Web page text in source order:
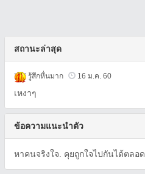
สถานะล่าสุด
รู้สึกหื่นมาก 16 ม.ค. 60
เหงาๆ
ข้อความแนะนำตัว
หาคนจริงใจ. คุยถูกใจไปกันได้ตลอด